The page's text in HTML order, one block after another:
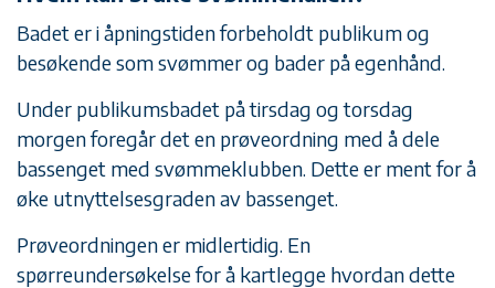
Badet er i åpningstiden forbeholdt publikum og
besøkende som svømmer og bader på egenhånd.
Under publikumsbadet på tirsdag og torsdag
morgen foregår det en prøveordning med å dele
bassenget med svømmeklubben. Dette er ment for å
øke utnyttelsesgraden av bassenget.
Prøveordningen er midlertidig. En
spørreundersøkelse for å kartlegge hvordan dette